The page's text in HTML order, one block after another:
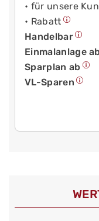
• für unsere
• Rabatt
Handelbar
Einmalanlage ab
Sparplan ab
VL-Sparen